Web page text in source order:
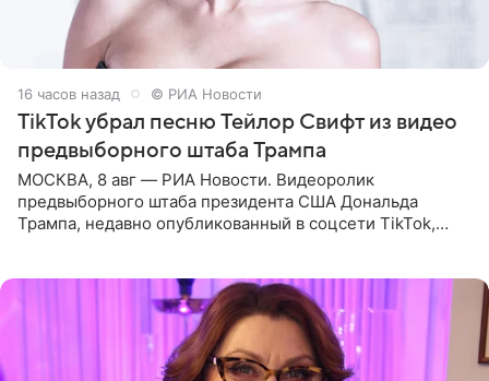
16 часов назад © РИА Новости
TikTok убрал песню Тейлор Свифт из видео
предвыборного штаба Трампа
МОСКВА, 8 авг — РИА Новости. Видеоролик
предвыборного штаба президента США Дональда
Трампа, недавно опубликованный в соцсети TikTok,